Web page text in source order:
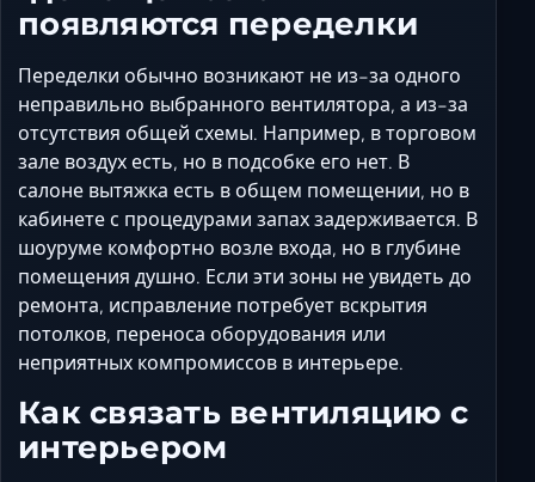
появляются переделки
Переделки обычно возникают не из-за одного
неправильно выбранного вентилятора, а из-за
отсутствия общей схемы. Например, в торговом
зале воздух есть, но в подсобке его нет. В
салоне вытяжка есть в общем помещении, но в
кабинете с процедурами запах задерживается. В
шоуруме комфортно возле входа, но в глубине
помещения душно. Если эти зоны не увидеть до
ремонта, исправление потребует вскрытия
потолков, переноса оборудования или
неприятных компромиссов в интерьере.
Как связать вентиляцию с
интерьером